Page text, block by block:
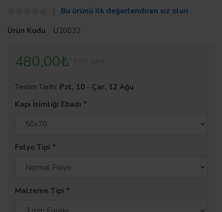
Bu ürünü ilk değerlendiren siz olun
Ürün Kodu
U20032
480,00₺
Teslim Tarihi: Pzt, 10 - Çar, 12 Ağu
Kapı İsimliği Ebadı
Folyo Tipi
Malzeme Tipi